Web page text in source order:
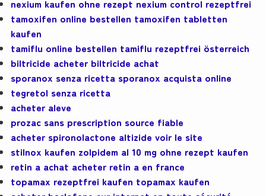
nexium kaufen ohne rezept nexium control rezeptfrei
tamoxifen online bestellen tamoxifen tabletten
kaufen
tamiflu online bestellen tamiflu rezeptfrei österreich
biltricide acheter biltricide achat
sporanox senza ricetta sporanox acquista online
tegretol senza ricetta
acheter aleve
prozac sans prescription source fiable
acheter spironolactone altizide voir le site
stilnox kaufen zolpidem al 10 mg ohne rezept kaufen
retin a achat acheter retin a en france
topamax rezeptfrei kaufen topamax kaufen